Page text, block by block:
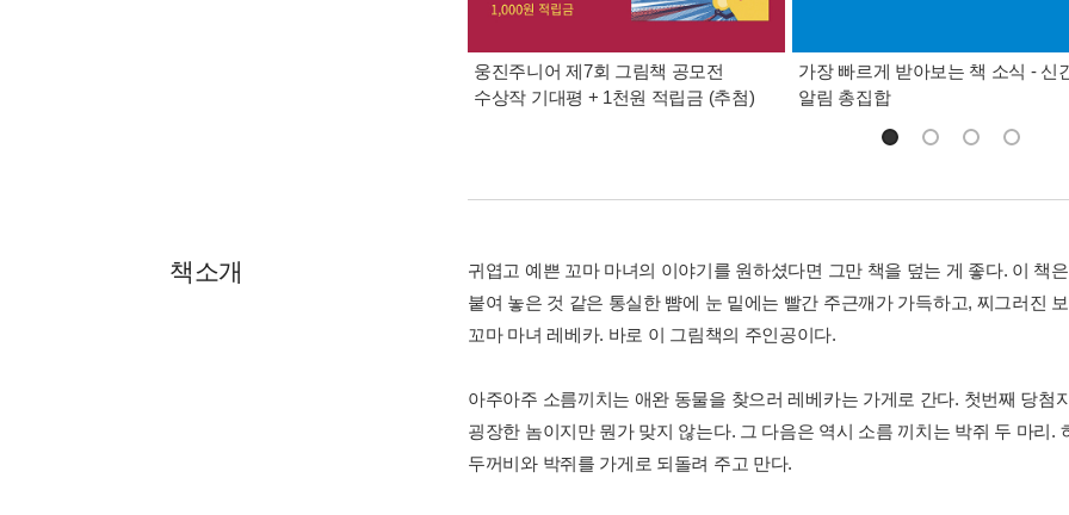
웅진주니어 제7회 그림책 공모전
수상작 기대평 + 1천원 적립금 (추첨)
가장 빠르게 받아보는 책 소식 - 신
알림 총집합
책소개
귀엽고 예쁜 꼬마 마녀의 이야기를 원하셨다면 그만 책을 덮는 게 좋다. 이 책
붙여 놓은 것 같은 통실한 뺨에 눈 밑에는 빨간 주근깨가 가득하고, 찌그러진
꼬마 마녀 레베카. 바로 이 그림책의 주인공이다.
아주아주 소름끼치는 애완 동물을 찾으러 레베카는 가게로 간다. 첫번째 당첨
굉장한 놈이지만 뭔가 맞지 않는다. 그 다음은 역시 소름 끼치는 박쥐 두 마리.
두꺼비와 박쥐를 가게로 되돌려 주고 만다.